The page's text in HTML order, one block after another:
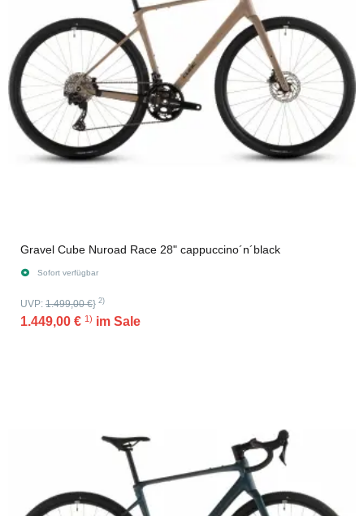
Gravel Cube Nuroad Race 28" cappuccino´n´black
Sofort verfügbar
UVP: 1.499,00 €} 2)
1.449,00 € 1) im Sale